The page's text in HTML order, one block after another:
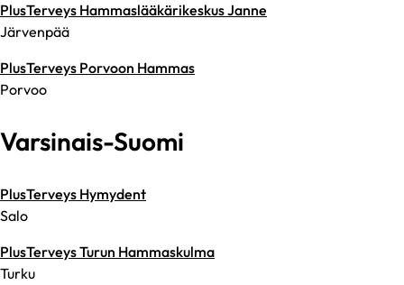
PlusTerveys Hammaslääkärikeskus Janne
Järvenpää
PlusTerveys Porvoon Hammas
Porvoo
Varsinais-Suomi
PlusTerveys Hymydent
Salo
PlusTerveys Turun Hammaskulma
Turku